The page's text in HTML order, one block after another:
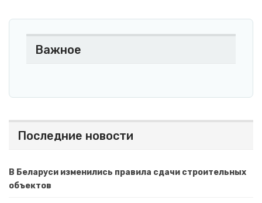
Важное
Последние новости
В Беларуси изменились правила сдачи строительных
объектов